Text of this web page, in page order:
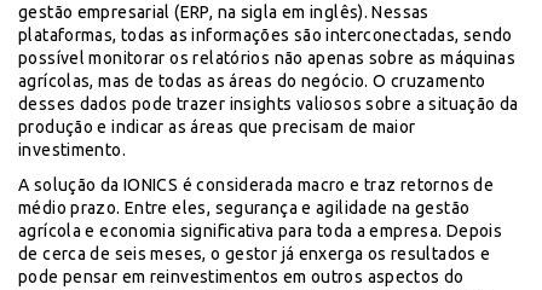
gestão empresarial (ERP, na sigla em inglês). Nessas
plataformas, todas as informações são interconectadas, sendo
possível monitorar os relatórios não apenas sobre as máquinas
agrícolas, mas de todas as áreas do negócio. O cruzamento
desses dados pode trazer insights valiosos sobre a situação da
produção e indicar as áreas que precisam de maior
investimento.
A solução da IONICS é considerada macro e traz retornos de
médio prazo. Entre eles, segurança e agilidade na gestão
agrícola e economia significativa para toda a empresa. Depois
de cerca de seis meses, o gestor já enxerga os resultados e
pode pensar em reinvestimentos em outros aspectos do